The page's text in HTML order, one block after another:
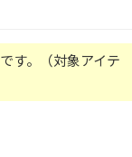
です。（対象アイテ